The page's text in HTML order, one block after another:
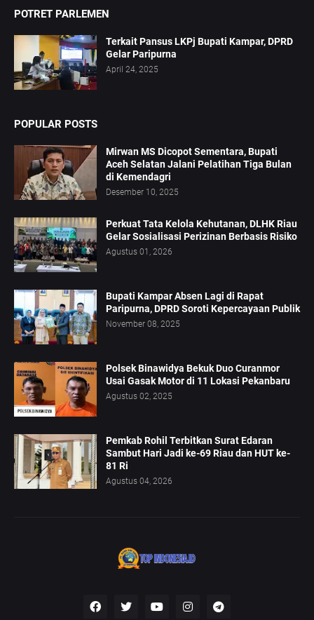
POTRET PARLEMEN
Terkait Pansus LKPj Bupati Kampar, DPRD
Gelar Paripurna
April 24, 2025
POPULAR POSTS
Mirwan MS Dicopot Sementara, Bupati
Aceh Selatan Jalani Pelatihan Tiga Bulan
di Kemendagri
Desember 10, 2025
Perkuat Tata Kelola Kehutanan, DLHK Riau
Gelar Sosialisasi Perizinan Berbasis Risiko
Agustus 01, 2026
Bupati Kampar Absen Lagi di Rapat
Paripurna, DPRD Soroti Kepercayaan Publik
November 08, 2025
Polsek Binawidya Bekuk Duo Curanmor
Usai Gasak Motor di 11 Lokasi Pekanbaru
Agustus 02, 2025
Pemkab Rohil Terbitkan Surat Edaran
Sambut Hari Jadi ke-69 Riau dan HUT ke-
81 Ri
Agustus 04, 2026